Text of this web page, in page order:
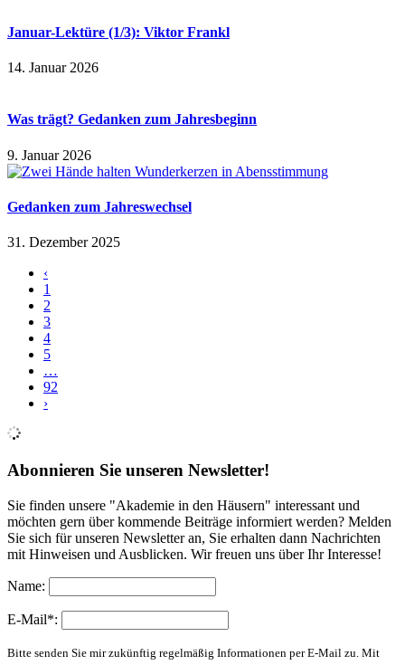
Januar-Lektüre (1/3): Viktor Frankl
14. Januar 2026
Was trägt? Gedanken zum Jahresbeginn
9. Januar 2026
Gedanken zum Jahreswechsel
31. Dezember 2025
‹
1
2
3
4
5
…
92
›
Abonnieren Sie unseren Newsletter!
Sie finden unsere "Akademie in den Häusern" interessant und
möchten gern über kommende Beiträge informiert werden? Melden
Sie sich für unseren Newsletter an, Sie erhalten dann Nachrichten
mit Hinweisen und Ausblicken. Wir freuen uns über Ihr Interesse!
Name:
E-Mail*:
Bitte senden Sie mir zukünftig regelmäßig Informationen per E-Mail zu. Mit